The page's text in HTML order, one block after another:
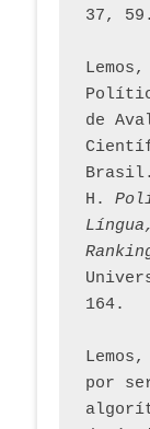
37,
de
H.
164.
por